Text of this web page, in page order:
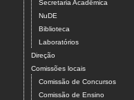
Secretaria Acadêmica
NuDE
Biblioteca
Laboratórios
Direção
Comissões locais
Comissão de Concursos
Comissão de Ensino